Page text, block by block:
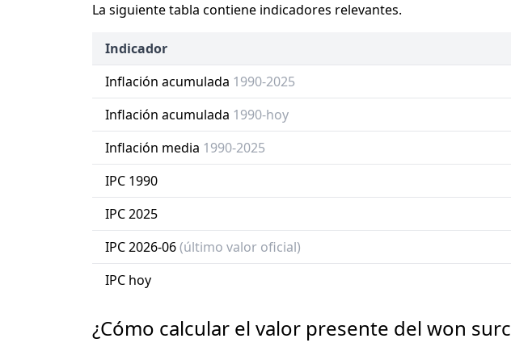
La siguiente tabla contiene indicadores relevantes.
Indicador
Inflación acumulada 1990-2025
Inflación acumulada 1990-hoy
Inflación media 1990-2025
IPC 1990
IPC 2025
IPC 2026-06(último valor oficial)
IPC hoy
¿Cómo calcular el valor presente del won